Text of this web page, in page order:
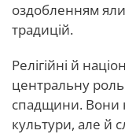
оздобленням
традицій.
Релігійні й
центральну роль
спадщини. Вони
культури, але й